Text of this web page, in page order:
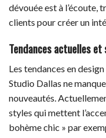
dévouée est à l’écoute,
clients pour créer un
Tendances actuelles
Les tendances en
Studio Dallas ne
nouveautés.
styles qui mettent
bohème chic » par